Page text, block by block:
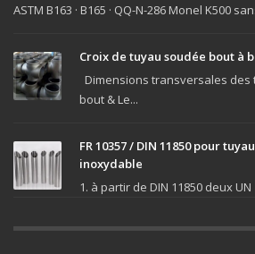
ASTM B163 · B165 · QQ-N-286 Monel K500
Croix de tuyau soudée bout à
Dimensions transversales
bout & Le...
FR 10357 / DIN 11850 pour
inoxydable
1. à partir de DIN 11850 deux